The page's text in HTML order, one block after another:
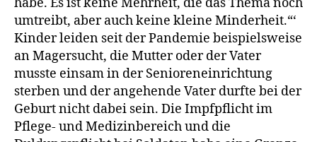
umtreibt, aber auch keine kleine Minderheit.“‘
Kinder leiden seit der Pandemie beispielsweise
an Magersucht, die Mutter oder der Vater
musste einsam in der Senioreneinrichtung
sterben und der angehende Vater durfte bei der
Geburt nicht dabei sein. Die Impfpflicht im
Pflege- und Medizinbereich und die